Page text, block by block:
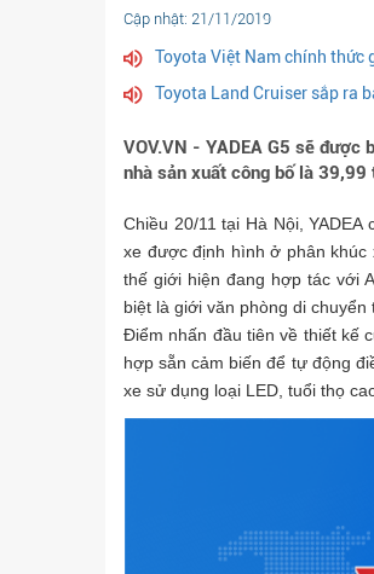
Cập nhật: 21/11/2019
Toyota Việt Nam chính thức
Toyota Land Cruiser sắp ra
VOV.VN - YADEA G5 sẽ
nhà sản xuất công bố là 39,99
Chiều 20/11 tại Hà Nội,
xe được định hình ở phân khúc
thế giới hiện đang hợp tác với
biệt là giới văn phòng di chuyển
Điểm nhấn đầu tiên về thiết kế
hợp sẵn cảm biến để tự động
xe sử dụng loại LED, tuổi thọ